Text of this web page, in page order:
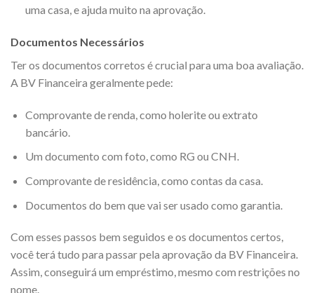
uma casa, e ajuda muito na aprovação.
Documentos Necessários
Ter os documentos corretos é crucial para uma boa avaliação.
A BV Financeira geralmente pede:
Comprovante de renda, como holerite ou extrato
bancário.
Um documento com foto, como RG ou CNH.
Comprovante de residência, como contas da casa.
Documentos do bem que vai ser usado como garantia.
Com esses passos bem seguidos e os documentos certos,
você terá tudo para passar pela aprovação da BV Financeira.
Assim, conseguirá um empréstimo, mesmo com restrições no
nome.